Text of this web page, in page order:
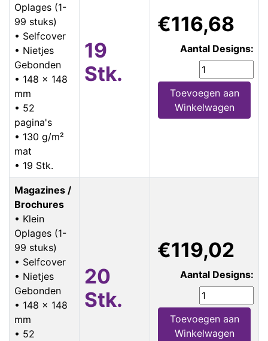
Oplages (1-
99 stuks)
• Selfcover
• Nietjes
Gebonden
• 148 x 148
mm
• 52
pagina's
• 130 g/m²
mat
• 19 Stk.
19
Stk.
€116,68
Aantal Designs:
Toevoegen aan
Winkelwagen
Magazines /
Brochures
• Klein
Oplages (1-
99 stuks)
• Selfcover
• Nietjes
Gebonden
• 148 x 148
mm
• 52
20
Stk.
€119,02
Aantal Designs:
Toevoegen aan
Winkelwagen